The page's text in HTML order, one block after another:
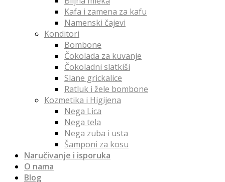
Kafa i zamena za kafu
Namenski čajevi
Konditori
Bombone
Čokolada za kuvanje
Čokoladni slatkiši
Slane grickalice
Ratluk i žele bombone
Kozmetika i Higijena
Nega Lica
Nega tela
Nega zuba i usta
Šamponi za kosu
Naručivanje i isporuka
O nama
Blog